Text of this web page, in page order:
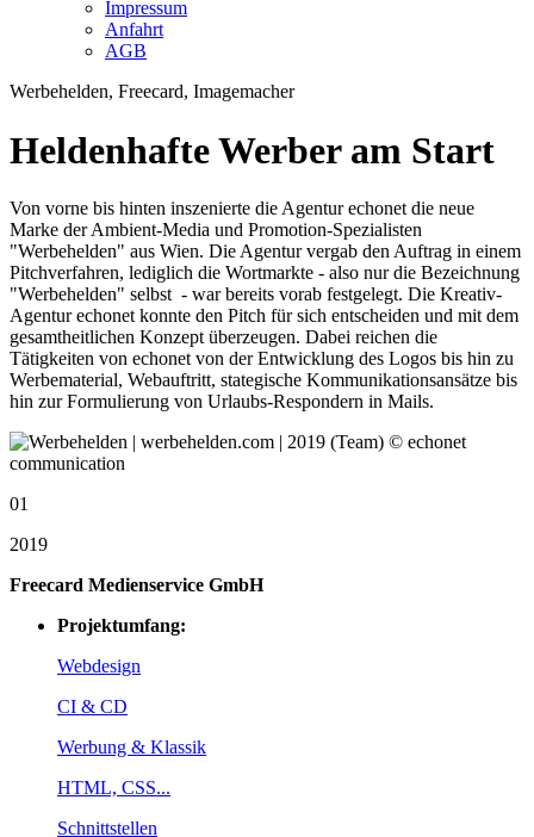
Impressum
Anfahrt
AGB
Werbehelden, Freecard, Imagemacher
Heldenhafte Werber am Start
Von vorne bis hinten inszenierte die Agentur echonet die neue
Marke der Ambient-Media und Promotion-Spezialisten
"Werbehelden" aus Wien. Die Agentur vergab den Auftrag in einem
Pitchverfahren, lediglich die Wortmarkte - also nur die Bezeichnung
"Werbehelden" selbst - war bereits vorab festgelegt. Die Kreativ-
Agentur echonet konnte den Pitch für sich entscheiden und mit dem
gesamtheitlichen Konzept überzeugen. Dabei reichen die
Tätigkeiten von echonet von der Entwicklung des Logos bis hin zu
Werbematerial, Webauftritt, stategische Kommunikationsansätze bis
hin zur Formulierung von Urlaubs-Respondern in Mails.
01
2019
Freecard Medienservice GmbH
Projektumfang:
Webdesign
CI & CD
Werbung & Klassik
HTML, CSS...
Schnittstellen